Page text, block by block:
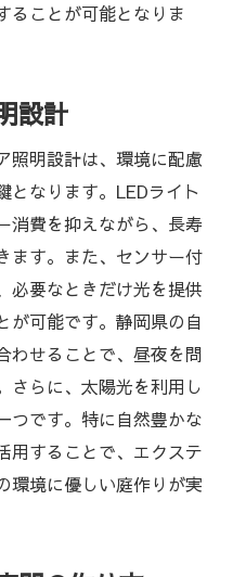
ることが可能となりま
設計
照明設計は、環境に配慮
となります。LEDライト
消費を抑えながら、長寿
ます。また、センサー付
必要なときだけ光を提供
が可能です。静岡県の自
わせることで、昼夜を問
さらに、太陽光を利用し
つです。特に自然豊かな
用することで、エクステ
環境に優しい庭作りが実